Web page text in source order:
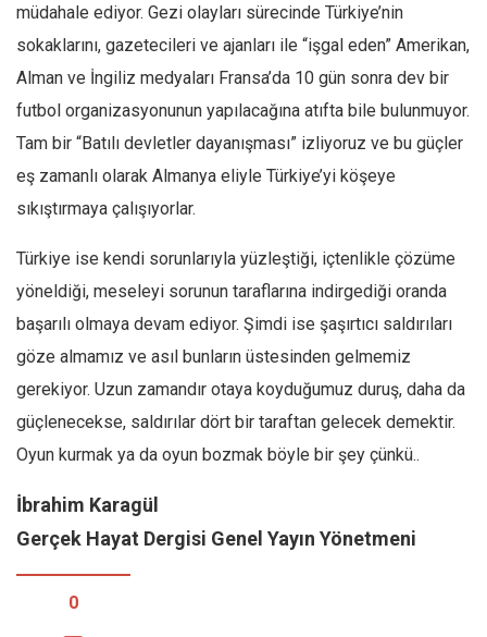
müdahale ediyor. Gezi olayları sürecinde Türkiye’nin
sokaklarını, gazetecileri ve ajanları ile “işgal eden” Amerikan,
Alman ve İngiliz medyaları Fransa’da 10 gün sonra dev bir
futbol organizasyonunun yapılacağına atıfta bile bulunmuyor.
Tam bir “Batılı devletler dayanışması” izliyoruz ve bu güçler
eş zamanlı olarak Almanya eliyle Türkiye’yi köşeye
sıkıştırmaya çalışıyorlar.
Türkiye ise kendi sorunlarıyla yüzleştiği, içtenlikle çözüme
yöneldiği, meseleyi sorunun taraflarına indirgediği oranda
başarılı olmaya devam ediyor. Şimdi ise şaşırtıcı saldırıları
göze almamız ve asıl bunların üstesinden gelmemiz
gerekiyor. Uzun zamandır otaya koyduğumuz duruş, daha da
güçlenecekse, saldırılar dört bir taraftan gelecek demektir.
Oyun kurmak ya da oyun bozmak böyle bir şey çünkü..
İbrahim Karagül
Gerçek Hayat Dergisi Genel Yayın Yönetmeni
0